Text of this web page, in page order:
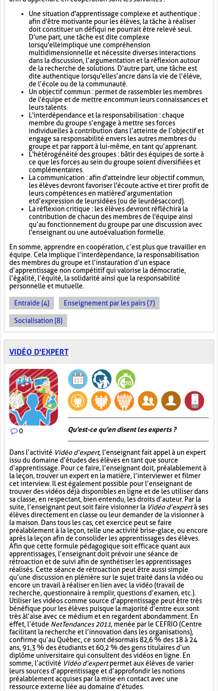
Une situation d'apprentissage complexe et authentique :
afin d'être motivante pour les élèves, la tâche à réaliser
doit constituer un défi qui ne pourrait être relevé seul.
D'une part, une tâche est dite complexe
lorsqu'elle implique une compréhension
multidimensionnelle et nécessite diverses interactions
dans la discussion, l’argumentation et la réflexion autour
de la recherche de solutions. D'autre part, une tâche est
dite authentique lorsqu'elle s’ancre dans la vie de l’élève,
de l’école ou de la communauté.
Un objectif commun : permet de rassembler les membres
de l'équipe et de mettre en commun leurs connaissances et
leurs talents.
L'interdépendance et la responsabilisation : chaque
membre du groupe s’engage à mettre ses forces
individuelles à contribution dans l’atteinte de l’objectif et
engage sa responsabilité envers les autres membres du
groupe et par rapport à lui-même, en tant qu’apprenant.
L'hétérogénéité des groupes : bâtir des équipes de sorte à
ce que les forces au sein du groupe soient diversifiées et
complémentaires.
La communication : afin d'atteindre leur objectif commun,
les élèves devront favoriser l'écoute active et tirer profit de
leurs compétences en matière d’argumentation
et d’expression de leurs idées (ou de leur désaccord).
La réflexion critique : les élèves devront réfléchir à la
contribution de chacun des membres de l'équipe ainsi
qu’au fonctionnement du groupe par une discussion avec
l'enseignant ou une autoévaluation formelle.
En somme, apprendre en coopération, c’est plus que travailler en
équipe. Cela implique l’interdépendance, la responsabilisation
des membres du groupe et l’instauration d’un espace
d’apprentissage non compétitif qui valorise la démocratie,
l’égalité, l’équité, la solidarité ainsi que la responsabilité
personnelle et mutuelle.
Entraide (4) Enseignement par les pairs (7)
Socialisation (8)
VIDÉO D'EXPERT
0 Qu'est-ce qu'en disent les experts ?
Dans l’activité Vidéo d’expert, l’enseignant fait appel à un expert
issu du domaine d’études des élèves en tant que source
d’apprentissage. Pour ce faire, l’enseignant doit, préalablement à
la leçon, trouver un expert en la matière, l’interviewer et filmer
cet interview. Il est également possible pour l’enseignant de
trouver des vidéos déjà disponibles en ligne et de les utiliser dans
sa classe, en respectant, bien entendu, les droits d’auteur. Par la
suite, l’enseignant peut soit faire visionner la Vidéo d’expertà ses
élèves directement en classe ou leur demander de la visionner à
la maison. Dans tous les cas, cet exercice peut se faire
préalablement à la leçon, telle une activité brise-glace, ou encore
après la leçon afin de consolider les apprentissages des élèves.
Afin que cette formule pédagogique soit efficace quant aux
apprentissages, l’enseignant doit prévoir une séance de
rétroaction et de suivi afin de synthétiser les apprentissages
réalisés. Cette séance de rétroaction peut être aussi simple
qu’une discussion en plénière sur le sujet traité dans la vidéo ou
encore un travail à réaliser en lien avec la vidéo (travail de
recherche, questionnaire à remplir, questions d’examen, etc.).
Utiliser les vidéos comme source d’apprentissage peut être très
bénéfique pour les élèves puisque la majorité d’entre eux sont
très à l’aise avec ce médium et en regardent abondamment. En
effet, l’étude NetTendances 2011, menée par le CEFRIO (Centre
facilitant la recherche et l’innovation dans les organisations),
confirme qu’au Québec, ce sont désormais 82,6 % des 18 à 24
ans, 91,3 % des étudiants et 60,2 % des gens titulaires d’un
diplôme universitaire qui consultent des vidéos en ligne. En
somme, l’activité Vidéo d’expertpermet aux élèves de varier
leurs sources d’apprentissage et d’approfondir les notions
préalablement acquises par la mise en contact avec une
ressource externe liée au domaine d’études.